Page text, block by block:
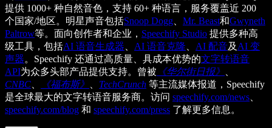
提供 1000+ 种自然音色，支持 60+ 种语言，服务覆盖近 200
个国家/地区。明星声音包括Snoop Dogg Mr. Beast和Gwyneth
Paltrow等。面向创作者和企业， Speechify Studio 提供多种高
级工具，包括AI 语音生成器 AI 语音克隆 AI 配音及 AI 变
声器。Speechify 还通过高质量、具成本优势的文字转语音
API为众多头部产品提供支持。曾被 《华尔街日报》
CNBC
《福布斯》 TechCrunch 等主流媒体报道，Speechify
是全球最大的文字转语音服务商。访问 speechify.com/news
speechify.com/blog 和 speechify.com/press 了解更多信息。